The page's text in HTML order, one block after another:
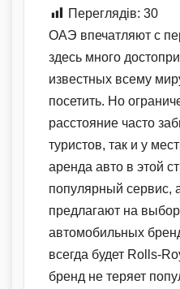
Переглядів: 30
ОАЭ впечатляют с
здесь много
известных всему
посетить. Но
расстояние часто
туристов, так и у
аренда авто в этой
популярный сервис,
предлагают на
автомобильных
всегда будет Rolls-
бренд не теряет